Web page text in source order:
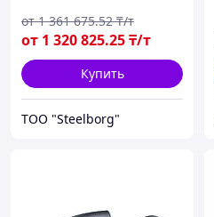
от 1 320 825.25₸/т
от 1 361 675.52 ₸/т
Купить
ТОО "Steelborg"